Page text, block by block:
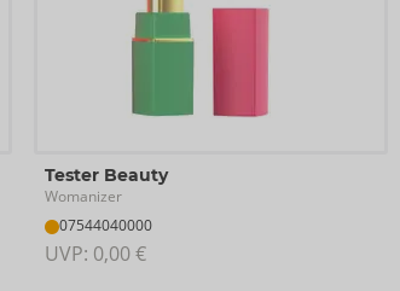
Tester Beauty
Womanizer
07544040000
UVP: 0,00 €